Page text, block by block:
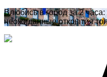
Влюбись в город за 2
неожиданные открытия